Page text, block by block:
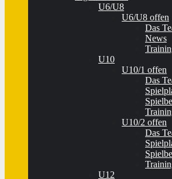
U6/U8
U6/U8 offen
Das
News
U10
U10/1 offen
Das
U10/2 offen
Das
U12